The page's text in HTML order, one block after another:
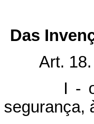
Das
Art.
I -
segurança,